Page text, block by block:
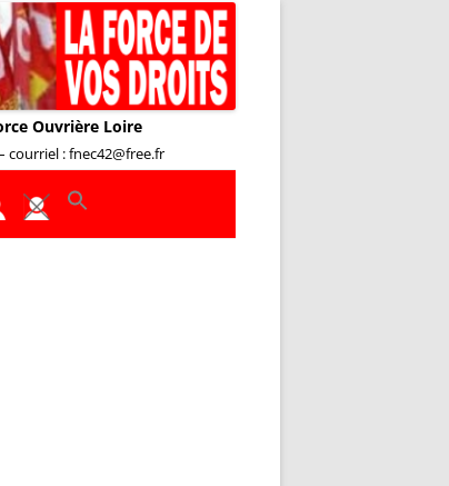
Ouvrière Loire
courriel : fnec42@free.fr